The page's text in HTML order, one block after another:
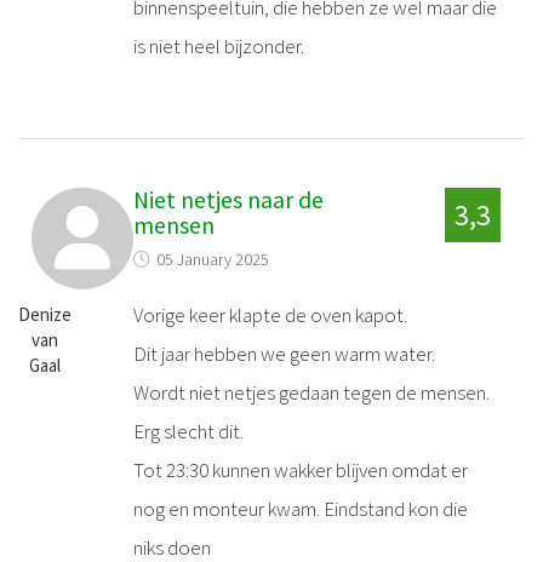
binnenspeeltuin, die hebben ze wel maar die
is niet heel bijzonder.
Denize
van
Gaal
Niet netjes naar de
mensen
05 January 2025
3,3
Vorige keer klapte de oven kapot.
Dit jaar hebben we geen warm water.
Wordt niet netjes gedaan tegen de mensen.
Erg slecht dit.
Tot 23:30 kunnen wakker blijven omdat er
nog en monteur kwam. Eindstand kon die
niks doen